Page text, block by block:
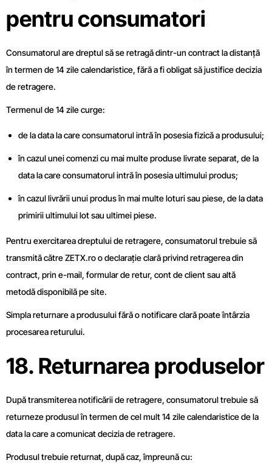
pentru consumatori
Consumatorul are dreptul să se retragă dintr-un contract la distanță
în termen de 14 zile calendaristice, fără a fi obligat să justifice decizia
de retragere.
Termenul de 14 zile curge:
de la data la care consumatorul intră în posesia fizică a produsului;
în cazul unei comenzi cu mai multe produse livrate separat, de la
data la care consumatorul intră în posesia ultimului produs;
în cazul livrării unui produs în mai multe loturi sau piese, de la data
primirii ultimului lot sau ultimei piese.
Pentru exercitarea dreptului de retragere, consumatorul trebuie să
transmită către ZETX.ro o declarație clară privind retragerea din
contract, prin e-mail, formular de retur, cont de client sau altă
metodă disponibilă pe site.
Simpla returnare a produsului fără o notificare clară poate întârzia
procesarea returului.
18. Returnarea produselor
După transmiterea notificării de retragere, consumatorul trebuie să
returneze produsul în termen de cel mult 14 zile calendaristice de la
data la care a comunicat decizia de retragere.
Produsul trebuie returnat, după caz, împreună cu: